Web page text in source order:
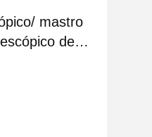
mastro
de